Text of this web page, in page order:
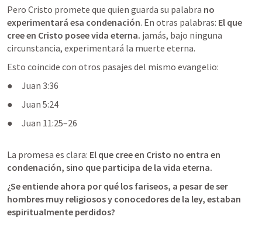
Pero Cristo promete que quien guarda su palabra no
experimentará esa condenación. En otras palabras: El que
cree en Cristo posee vida eterna. jamás, bajo ninguna
circunstancia, experimentará la muerte eterna.
Esto coincide con otros pasajes del mismo evangelio:
● Juan 3:36
● Juan 5:24
● Juan 11:25–26
La promesa es clara: El que cree en Cristo no entra en
condenación, sino que participa de la vida eterna.
¿Se entiende ahora por qué los fariseos, a pesar de ser
hombres muy religiosos y conocedores de la ley, estaban
espiritualmente perdidos?